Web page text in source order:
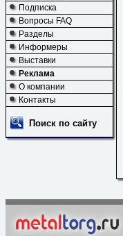
Подписка
Вопросы FAQ
Разделы
Информеры
Выставки
Реклама
О компании
Контакты
Поиск по сайту